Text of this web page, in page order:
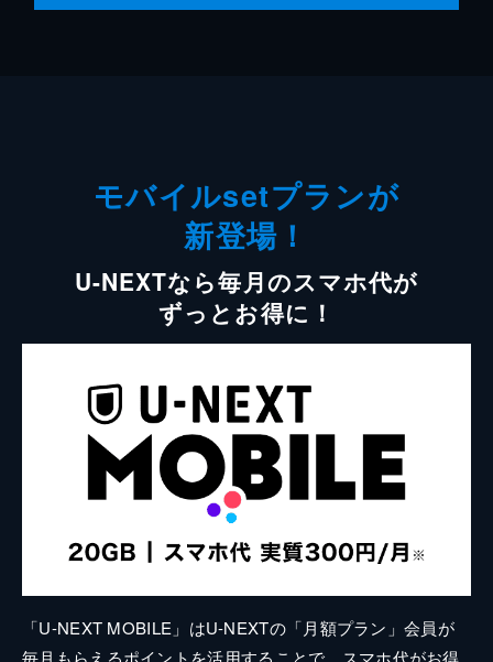
モバイルsetプランが
新登場！
U-NEXTなら毎月のスマホ代が
ずっとお得に！
「U-NEXT MOBILE」はU-NEXTの「月額プラン」会員が
毎月もらえるポイントを活用することで、スマホ代がお得